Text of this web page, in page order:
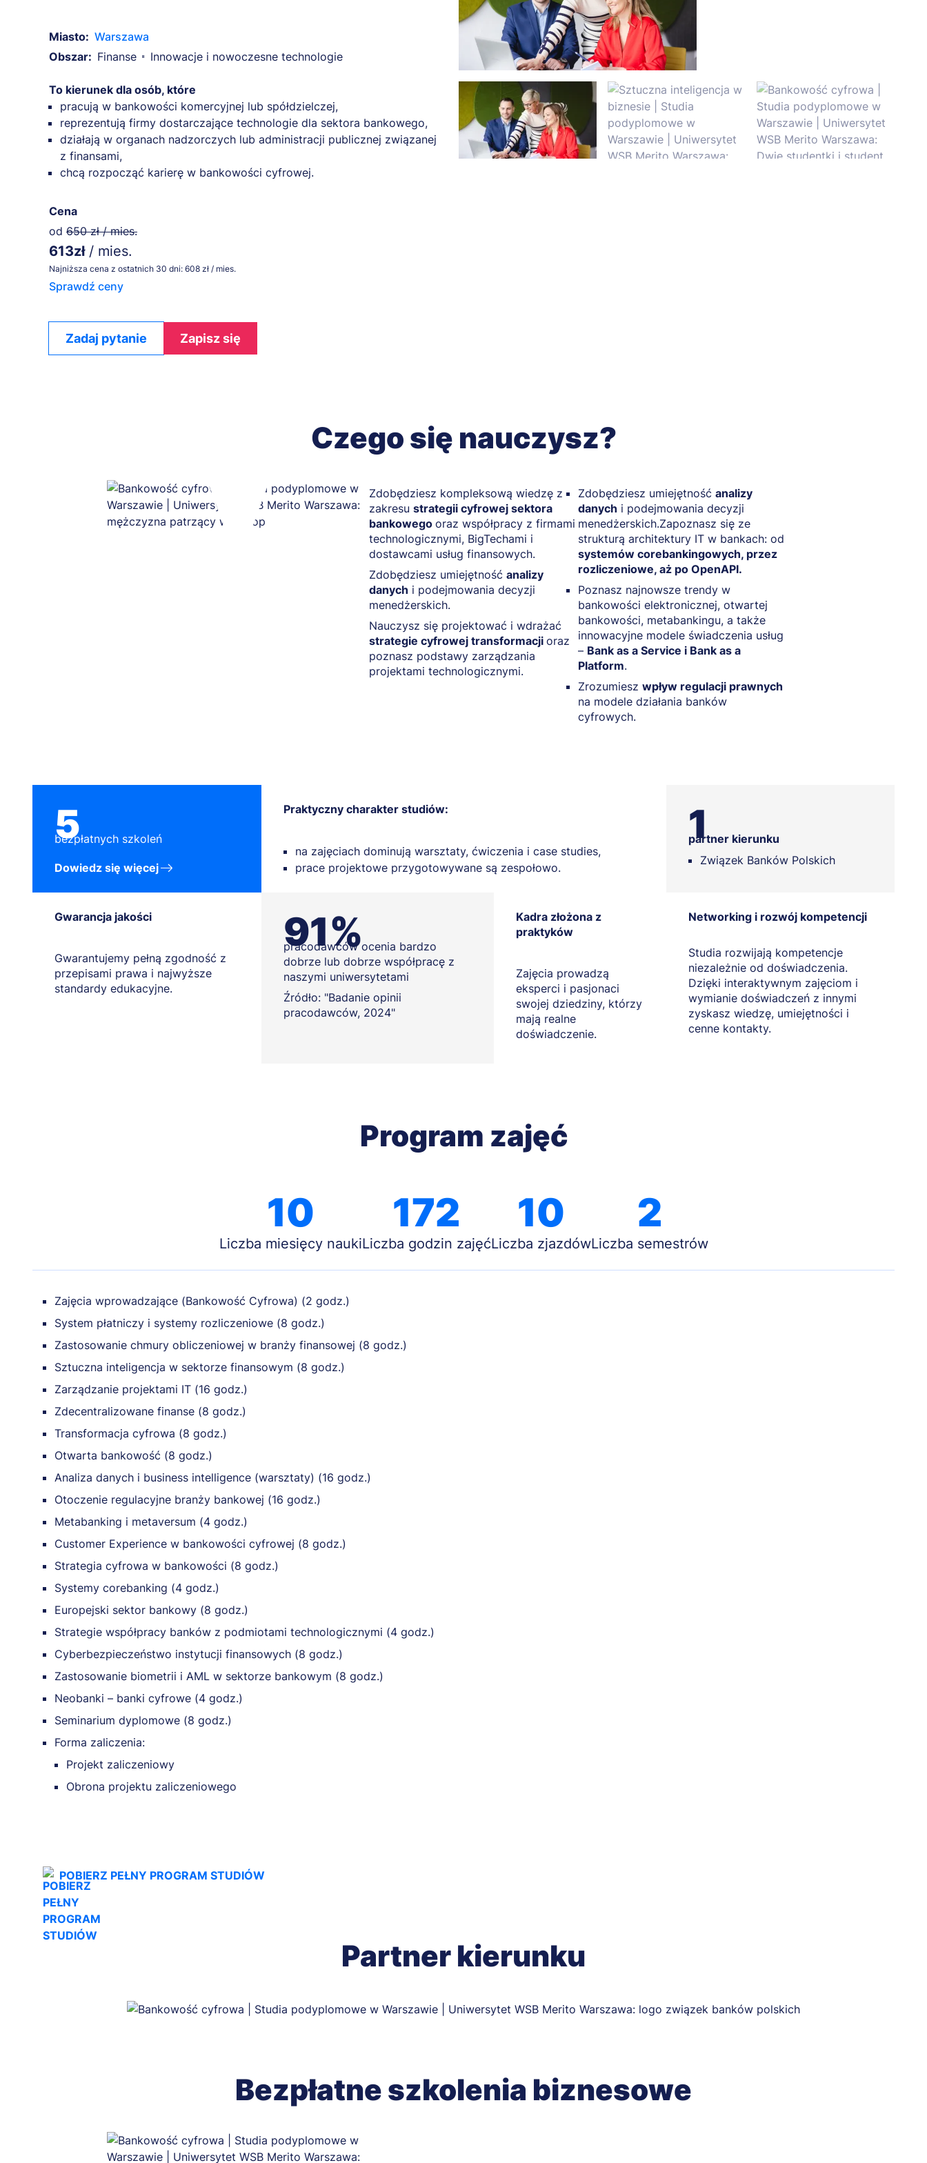
Miasto: Warszawa
Obszar: Finanse Innowacje i nowoczesne technologie
To kierunek dla osób, które
pracują w bankowości komercyjnej lub spółdzielczej,
reprezentują firmy dostarczające technologie dla sektora bankowego,
działają w organach nadzorczych lub administracji publicznej związanej
z finansami,
chcą rozpocząć karierę w bankowości cyfrowej.
Cena
od 650 zł / mies.
613zł / mies.
Najniższa cena z ostatnich 30 dni: 608 zł / mies.
Sprawdź ceny
Zadaj pytanie Zapisz się
Czego się nauczysz?
Zdobędziesz kompleksową wiedzę z
zakresu strategii cyfrowej sektora
bankowego oraz współpracy z firmami
technologicznymi, BigTechami i
dostawcami usług finansowych.
Zdobędziesz umiejętność analizy
danych i podejmowania decyzji
menedżerskich.
Nauczysz się projektować i wdrażać
strategie cyfrowej transformacji oraz
poznasz podstawy zarządzania
projektami technologicznymi.
Zdobędziesz umiejętność analizy
danych i podejmowania decyzji
menedżerskich.Zapoznasz się ze
strukturą architektury IT w bankach: od
systemów corebankingowych, przez
rozliczeniowe, aż po OpenAPI.
Poznasz najnowsze trendy w
bankowości elektronicznej, otwartej
bankowości, metabankingu, a także
innowacyjne modele świadczenia usług
– Bank as a Service i Bank as a
Platform.
Zrozumiesz wpływ regulacji prawnych
na modele działania banków
cyfrowych.
5
bezpłatnych szkoleń
Dowiedz się więcej
Praktyczny charakter studiów:
na zajęciach dominują warsztaty, ćwiczenia i case studies,
prace projektowe przygotowywane są zespołowo.
1
partner kierunku
Związek Banków Polskich
Gwarancja jakości
Gwarantujemy pełną zgodność z
przepisami prawa i najwyższe
standardy edukacyjne.
91%
pracodawców ocenia bardzo
dobrze lub dobrze współpracę z
naszymi uniwersytetami
Źródło: "Badanie opinii
pracodawców, 2024"
Kadra złożona z
praktyków
Zajęcia prowadzą
eksperci i pasjonaci
swojej dziedziny, którzy
mają realne
doświadczenie.
Networking i rozwój kompetencji
Studia rozwijają kompetencje
niezależnie od doświadczenia.
Dzięki interaktywnym zajęciom i
wymianie doświadczeń z innymi
zyskasz wiedzę, umiejętności i
cenne kontakty.
Program zajęć
10
Liczba miesięcy nauki
172
Liczba godzin zajęć
10
Liczba zjazdów
2
Liczba semestrów
Zajęcia wprowadzające (Bankowość Cyfrowa) (2 godz.)
System płatniczy i systemy rozliczeniowe (8 godz.)
Zastosowanie chmury obliczeniowej w branży finansowej (8 godz.)
Sztuczna inteligencja w sektorze finansowym (8 godz.)
Zarządzanie projektami IT (16 godz.)
Zdecentralizowane finanse (8 godz.)
Transformacja cyfrowa (8 godz.)
Otwarta bankowość (8 godz.)
Analiza danych i business intelligence (warsztaty) (16 godz.)
Otoczenie regulacyjne branży bankowej (16 godz.)
Metabanking i metaversum (4 godz.)
Customer Experience w bankowości cyfrowej (8 godz.)
Strategia cyfrowa w bankowości (8 godz.)
Systemy corebanking (4 godz.)
Europejski sektor bankowy (8 godz.)
Strategie współpracy banków z podmiotami technologicznymi (4 godz.)
Cyberbezpieczeństwo instytucji finansowych (8 godz.)
Zastosowanie biometrii i AML w sektorze bankowym (8 godz.)
Neobanki – banki cyfrowe (4 godz.)
Seminarium dyplomowe (8 godz.)
Forma zaliczenia:
Projekt zaliczeniowy
Obrona projektu zaliczeniowego
POBIERZ PEŁNY PROGRAM STUDIÓW
Partner kierunku
Bezpłatne szkolenia biznesowe